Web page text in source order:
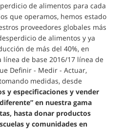
de alimentos para cada
que operamos, hemos estado
proveedores globales más
de alimentos y ya
de más del 40%, en
de base 2016/17 línea de
Definir - Medir - Actuar,
medidas, desde
y especificaciones y vender
en nuestra gama
hasta donar productos
y comunidades en